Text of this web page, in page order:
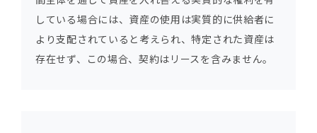
している場合には、資産の使用は実質的に供給者に
より支配されていると考えられ、特定された資産は
存在せず、この場合、契約はリースを含みません。